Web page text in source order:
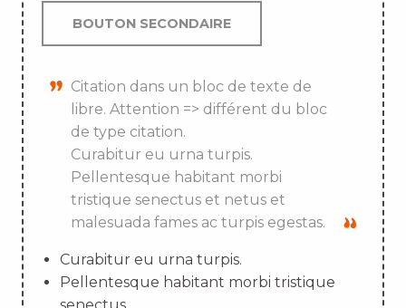
BOUTON SECONDAIRE
Citation dans un bloc de texte de
libre. Attention => différent du bloc
de type citation.
Curabitur eu urna turpis.
Pellentesque habitant morbi
tristique senectus et netus et
malesuada fames ac turpis egestas.
Curabitur eu urna turpis.
Pellentesque habitant morbi tristique